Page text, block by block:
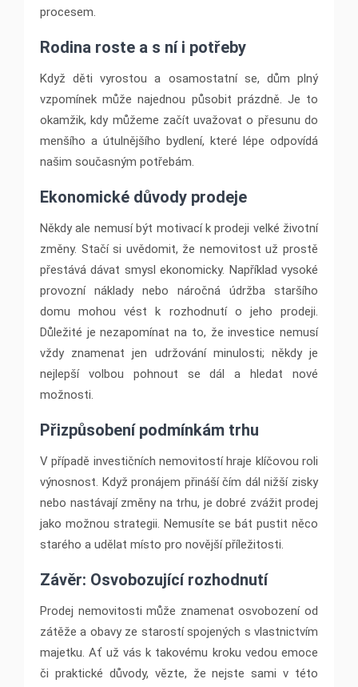
procesem.
Rodina roste a s ní i potřeby
Když děti vyrostou a osamostatní se, dům plný
vzpomínek může najednou působit prázdně. Je to
okamžik, kdy můžeme začít uvažovat o přesunu do
menšího a útulnějšího bydlení, které lépe odpovídá
našim současným potřebám.
Ekonomické důvody prodeje
Někdy ale nemusí být motivací k prodeji velké životní
změny. Stačí si uvědomit, že nemovitost už prostě
přestává dávat smysl ekonomicky. Například vysoké
provozní náklady nebo náročná údržba staršího
domu mohou vést k rozhodnutí o jeho prodeji.
Důležité je nezapomínat na to, že investice nemusí
vždy znamenat jen udržování minulosti; někdy je
nejlepší volbou pohnout se dál a hledat nové
možnosti.
Přizpůsobení podmínkám trhu
V případě investičních nemovitostí hraje klíčovou roli
výnosnost. Když pronájem přináší čím dál nižší zisky
nebo nastávají změny na trhu, je dobré zvážit prodej
jako možnou strategii. Nemusíte se bát pustit něco
starého a udělat místo pro novější příležitosti.
Závěr: Osvobozující rozhodnutí
Prodej nemovitosti může znamenat osvobození od
zátěže a obavy ze starostí spojených s vlastnictvím
majetku. Ať už vás k takovému kroku vedou emoce
či praktické důvody, vězte, že nejste sami v této